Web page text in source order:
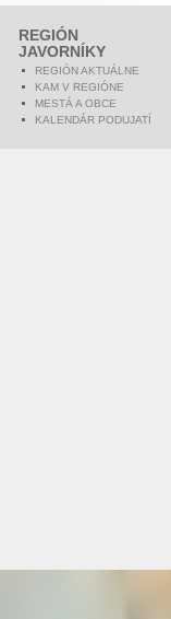
REGIÓN
JAVORNÍKY
REGIÓN AKTUÁLNE
KAM V REGIÓNE
MESTÁ A OBCE
KALENDÁR PODUJATÍ